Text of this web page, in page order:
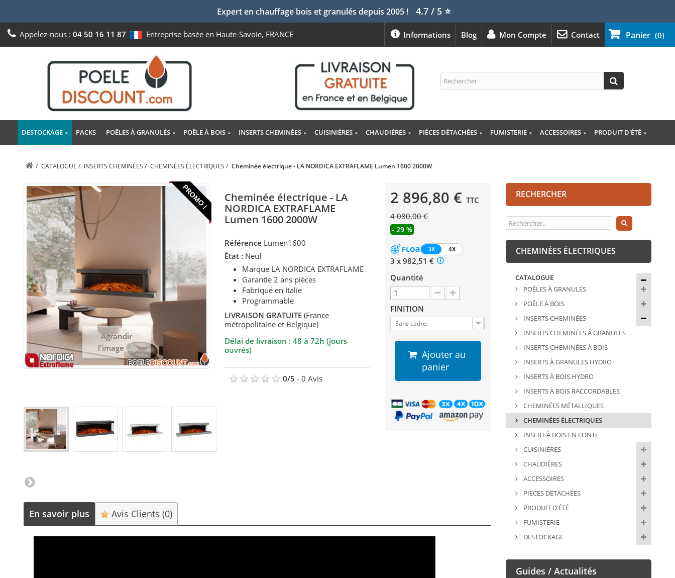
Expert en chauffage bois et granulés depuis 2005 ! 4.7 / 5⭐
Panier (0)
Appelez-nous : 04 50 16 11 87 Entreprise basée en Haute-Savoie, FRANCE Contact
Mon Compte
Blog
Informations
DESTOCKAGE PACKS POÊLES À GRANULÉS POÊLE À BOIS INSERTS CHEMINÉES CUISINIÈRES CHAUDIÈRES PIÈCES DÉTACHÉES FUMISTERIE ACCESSOIRES PRODUIT D'ÉTÉ
/ CATALOGUE / INSERTS CHEMINÉES / CHEMINÉES ÉLECTRIQUES / Cheminée électrique - LA NORDICA EXTRAFLAME Lumen 1600 2000W
PROMO !
Agrandir
l'image
Cheminée électrique - LA
NORDICA EXTRAFLAME
Lumen 1600 2000W
Référence Lumen1600
État : Neuf
Marque LA NORDICA EXTRAFLAME
Garantie 2 ans pièces
Fabriqué en Italie
Programmable
LIVRAISON GRATUITE (France
métropolitaine et Belgique)
Délai de livraison : 48 à 72h (jours
ouvrés)
0/5 - 0 Avis
2 896,80 € TTC
4 080,00 €
- 29 %
3X 4X
3 x 982,51 €
Quantité
FINITION
Sans cadre
Ajouter au
panier
En savoir plus Avis Clients(0)
RECHERCHER
CHEMINÉES ÉLECTRIQUES
CATALOGUE
POÊLES À GRANULÉS
POÊLE À BOIS
INSERTS CHEMINÉES
INSERTS CHEMINÉES À GRANULES
INSERTS CHEMINÉES À BOIS
INSERTS À GRANULES HYDRO
INSERTS À BOIS HYDRO
INSERTS À BOIS RACCORDABLES
CHEMINÉES MÉTALLIQUES
CHEMINÉES ÉLECTRIQUES
INSERT À BOIS EN FONTE
CUISINIÈRES
CHAUDIÈRES
ACCESSOIRES
PIÈCES DÉTACHÉES
PRODUIT D'ÉTÉ
FUMISTERIE
DESTOCKAGE
Guides / Actualités